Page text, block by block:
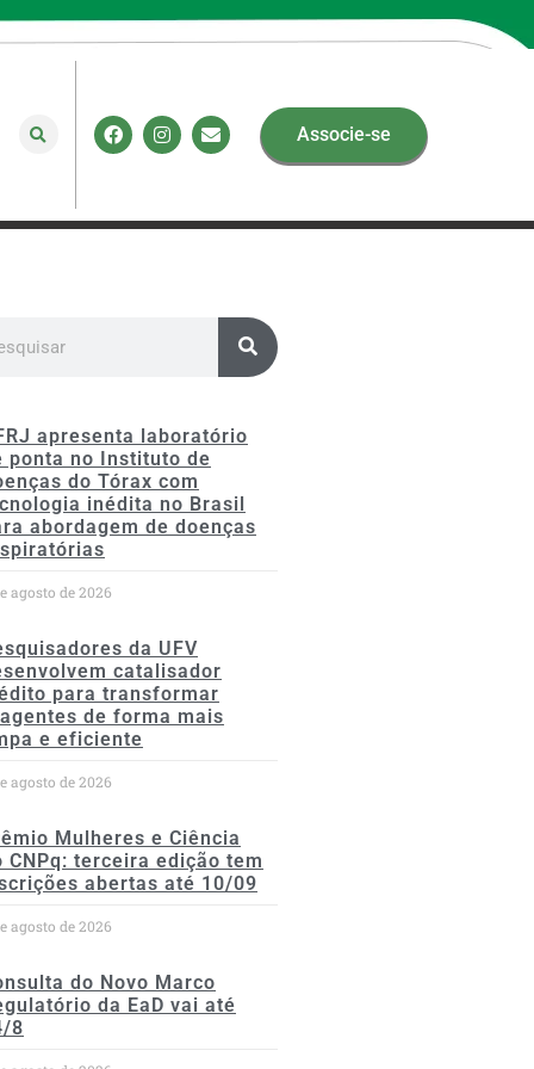
Associe-se
apresenta laboratório
ponta no Instituto de
do Tórax com
inédita no Brasil
abordagem de doenças
agosto de 2026
da UFV
catalisador
para transformar
de forma mais
e eficiente
agosto de 2026
Mulheres e Ciência
CNPq: terceira edição tem
abertas até 10/09
agosto de 2026
do Novo Marco
da EaD vai até
8